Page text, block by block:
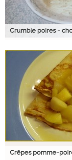
Crumble poires -
Crêpes pomme-